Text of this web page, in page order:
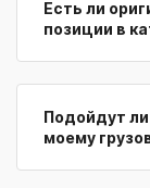
Есть ли
позиции в
Подойдут ли
моему